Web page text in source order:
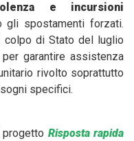
e incursioni
gli spostamenti forzati.
colpo di Stato del luglio
garantire assistenza
rivolto soprattutto
specifici.
Risposta rapida